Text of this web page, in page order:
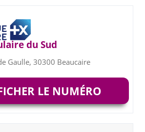
du Sud
Gaulle, 30300 Beaucaire
LE NUMÉRO